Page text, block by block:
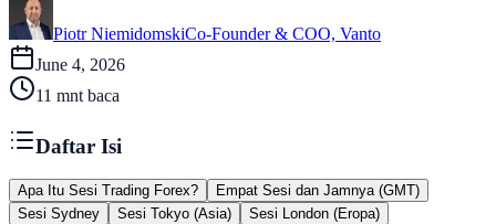
Piotr NiemidomskiCo-Founder & COO, Vanto
June 4, 2026
11 mnt baca
Daftar Isi
Apa Itu Sesi Trading Forex?
Empat Sesi dan Jamnya (GMT)
Sesi Sydney
Sesi Tokyo (Asia)
Sesi London (Eropa)